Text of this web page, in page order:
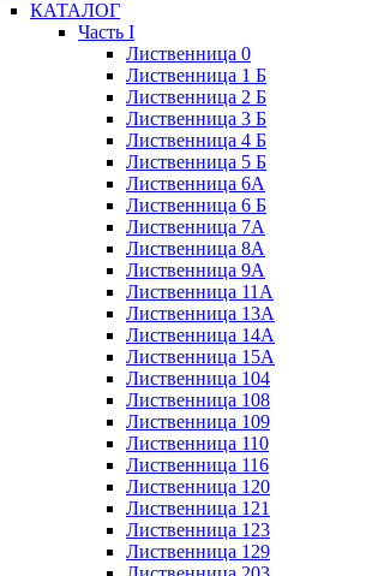
КАТАЛОГ
Часть I
Лиственница 0
Лиственница 1 Б
Лиственница 2 Б
Лиственница 3 Б
Лиственница 4 Б
Лиственница 5 Б
Лиственница 6А
Лиственница 6 Б
Лиственница 7А
Лиственница 8А
Лиственница 9А
Лиственница 11А
Лиственница 13А
Лиственница 14А
Лиственница 15А
Лиственница 104
Лиственница 108
Лиственница 109
Лиственница 110
Лиственница 116
Лиственница 120
Лиственница 121
Лиственница 123
Лиственница 129